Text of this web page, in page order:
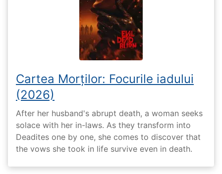
Cartea Morților: Focurile iadului
(2026)
After her husband's abrupt death, a woman seeks
solace with her in-laws. As they transform into
Deadites one by one, she comes to discover that
the vows she took in life survive even in death.